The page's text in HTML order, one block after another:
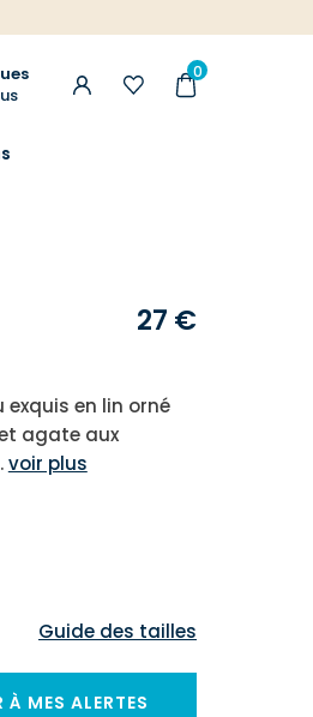
0
27 €
exquis en lin orné
agate aux
voir plus
Guide des tailles